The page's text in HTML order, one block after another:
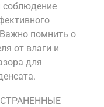
соблюдение
помнить о
от влаги и
для